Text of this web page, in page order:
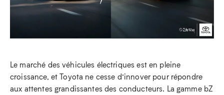
Le marché des véhicules électriques est en pleine
croissance, et Toyota ne cesse d’innover pour répondre
aux attentes grandissantes des conducteurs. La gamme bZ